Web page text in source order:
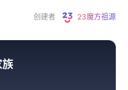
创建者 23魔方祖源
族